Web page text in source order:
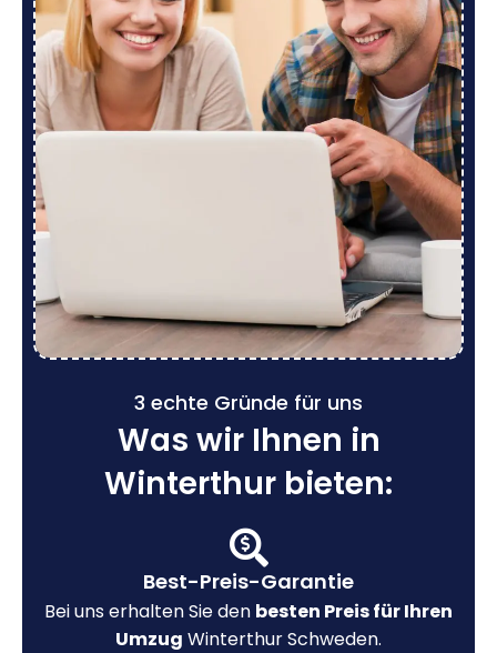
3 echte Gründe für uns
Was wir Ihnen in
Winterthur bieten:
Best-Preis-Garantie
Bei uns erhalten Sie den besten Preis für Ihren
Umzug Winterthur Schweden.